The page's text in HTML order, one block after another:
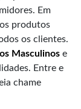
Em
produtos
os clientes.
Masculinos e
Entre e
chame